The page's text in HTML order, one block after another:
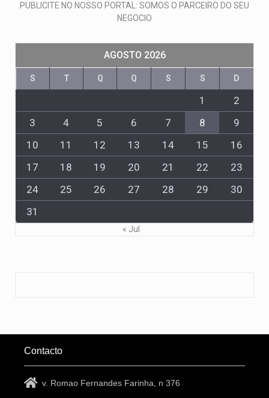
PUBLICITE NO NOSSO PORTAL: SOMOS O PARCEIRO DO SEU
NEGOCIO
AGOSTO 2026
S T Q Q S S D
1
2
3
4 5 6 7 8
9
10
11 12 13 14 15
16
17
18 19 20 21 22
23
24
25 26 27 28 29
30
31
« Jul
Contacto
v. Romao Fernandes Farinha, n 376